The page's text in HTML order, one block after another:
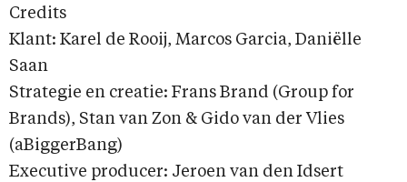
Credits
Klant: Karel de Rooij, Marcos Garcia, Daniëlle
Saan
Strategie en creatie: Frans Brand (Group for
Brands), Stan van Zon & Gido van der Vlies
(aBiggerBang)
Executive producer: Jeroen van den Idsert